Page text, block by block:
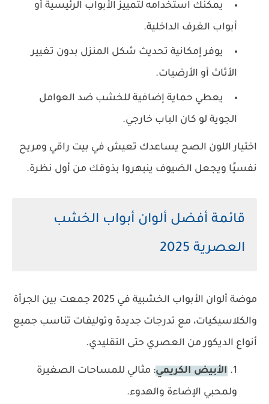
يمكنك استخدامه لتمييز الأبواب الرئيسية أو
أبواب الغرف الداخلية.
يوفر إمكانية تحديث شكل المنزل بدون تغيير
الأثاث أو الأرضيات.
يعطي حماية إضافية للخشب ضد العوامل
الجوية لو كان الباب خارجي.
اختيار اللون الصح يساعدك تعيش في بيت راقي ومريح
نفسيًا ويجعل الضيوف ينبهروا بذوقك من أول نظرة.
قائمة أفضل ألوان أبواب الخشب
العصرية 2025
موضة ألوان الأبواب الخشبية في 2025 جمعت بين الجرأة
والكلاسيكيات، مع تدرجات جديدة وتوليفات تناسب جميع
أنواع الديكور من العصري حتى التقليدي.
الأبيض الكريمي: مثالي للمساحات الصغيرة
ولمحبي الإضاءة والهدوء.